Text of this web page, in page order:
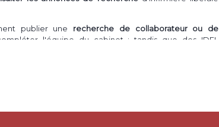
publier une recherche de collaborateur ou de
l'équipe du cabinet ; tandis que des IDEL